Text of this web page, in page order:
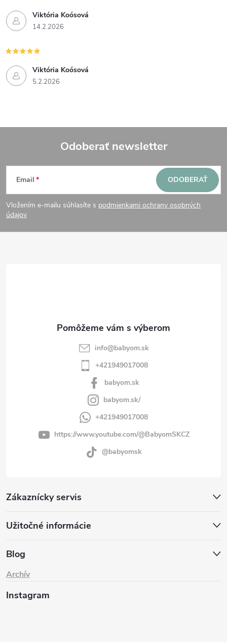
Viktória Koósová
14.2.2026
Viktória Koósová
5.2.2026
Z
á
p
Odoberať newsletter
Email
Vložením e-mailu súhlasíte s podmienkami ochrany osobných
údajov
ODOBERAŤ
Zákaznícky servis
Užitočné informácie
Blog
Archív
info@babyom.sk
+421949017008
babyom.sk
babyom.sk/
+421949017008
https://www.youtube.com/@BabyomSKCZ
@babyomsk
Instagram